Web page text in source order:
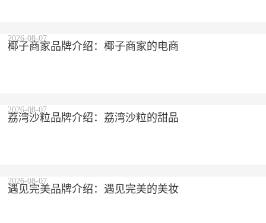
椰子商家品牌介绍：椰子商家的电商
2026-08-07
荔湾沙粒品牌介绍：荔湾沙粒的甜品
2026-08-07
遇见完美品牌介绍：遇见完美的美妆
2026-08-07